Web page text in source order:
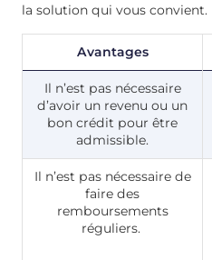
la solution qui vous convient.
Avantages
Il n’est pas nécessaire
d’avoir un revenu ou un
bon crédit pour être
admissible.
Il n’est pas nécessaire de
faire des
remboursements
réguliers.